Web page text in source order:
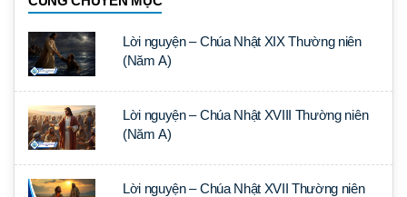
Lời nguyện – Chúa Nhật XIX Thường niên
(Năm A)
Lời nguyện – Chúa Nhật XVIII Thường niên
(Năm A)
Lời nguyện – Chúa Nhật XVII Thường niên